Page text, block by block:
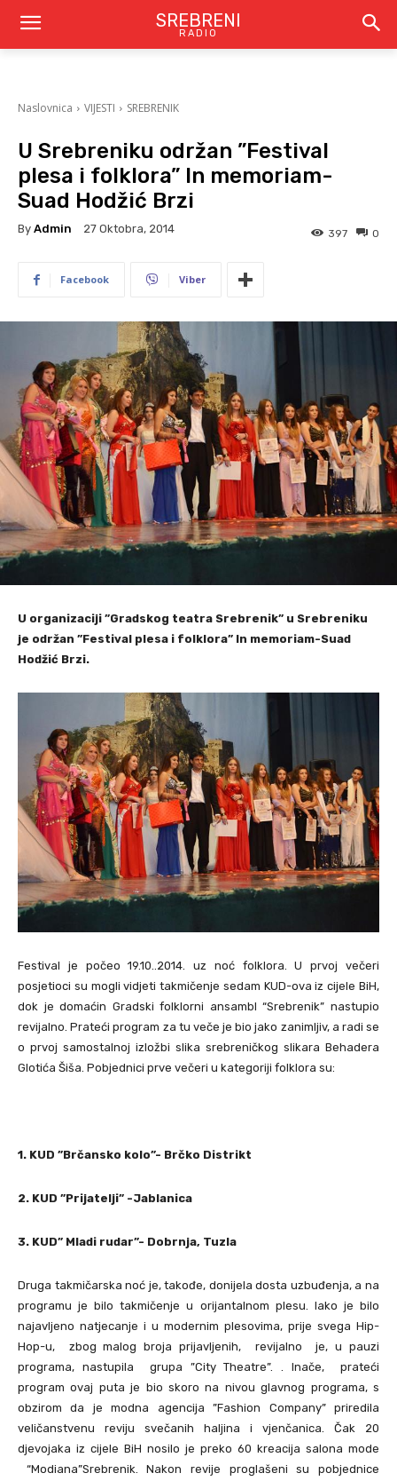
SREBRENI
RADIO
Naslovnica VIJESTI SREBRENIK
U Srebreniku održan ”Festival
plesa i folklora” In memoriam-
Suad Hodžić Brzi
By Admin 27 Oktobra, 2014 0
397
Facebook Viber
U organizaciji ”Gradskog teatra Srebrenik” u Srebreniku
je održan ”Festival plesa i folklora” In memoriam-Suad
Hodžić Brzi.
Festival je počeo 19.10..2014. uz noć folklora. U prvoj večeri
posjetioci su mogli vidjeti takmičenje sedam KUD-ova iz cijele BiH,
dok je domaćin Gradski folklorni ansambl “Srebrenik” nastupio
revijalno. Prateći program za tu veče je bio jako zanimljiv, a radi se
o prvoj samostalnoj izložbi slika srebreničkog slikara Behadera
Glotića Šiša. Pobjednici prve večeri u kategoriji folklora su:
1. KUD ”Brčansko kolo”- Brčko Distrikt
2. KUD ”Prijatelji” -Jablanica
3. KUD” Mladi rudar”- Dobrnja, Tuzla
Druga takmičarska noć je, takođe, donijela dosta uzbuđenja, a na
programu je bilo takmičenje u orijantalnom plesu. Iako je bilo
najavljeno natjecanje i u modernim plesovima, prije svega Hip-
Hop-u, zbog malog broja prijavljenih, revijalno je, u pauzi
programa, nastupila grupa ”City Theatre”. . Inače, prateći
program ovaj puta je bio skoro na nivou glavnog programa, s
obzirom da je modna agencija ”Fashion Company” priredila
veličanstvenu reviju svečanih haljina i vjenčanica. Čak 20
djevojaka iz cijele BiH nosilo je preko 60 kreacija salona mode
“Modiana”Srebrenik. Nakon revije proglašeni su pobjednice